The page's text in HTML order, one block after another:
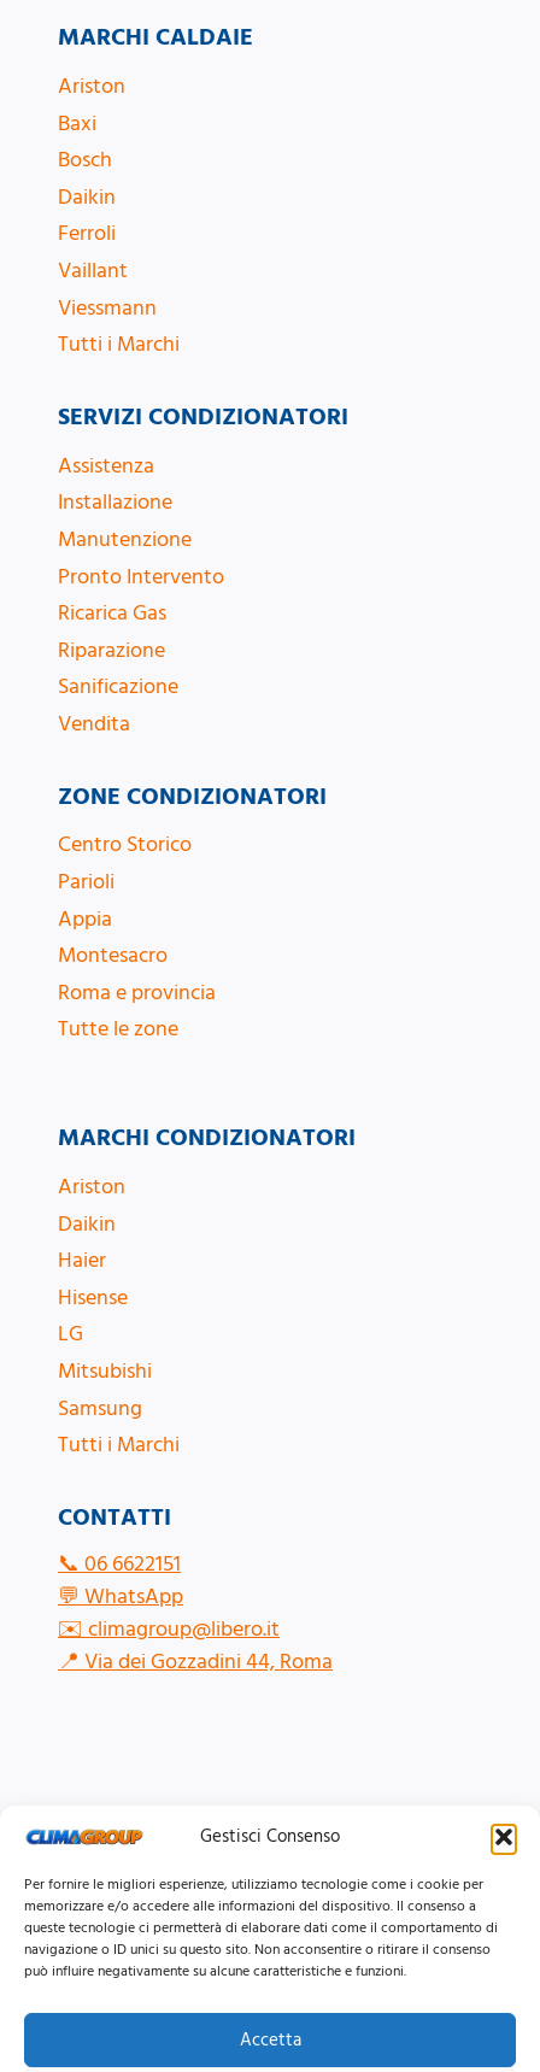
Gestisci Consenso
Per fornire le migliori esperienze, utilizziamo tecnologie come i cookie per
memorizzare e/o accedere alle informazioni del dispositivo. Il consenso a
queste tecnologie ci permetterà di elaborare dati come il comportamento di
navigazione o ID unici su questo sito. Non acconsentire o ritirare il consenso
può influire negativamente su alcune caratteristiche e funzioni.
Accetta
MARCHI CALDAIE
Ariston
Baxi
Bosch
Daikin
Ferroli
Vaillant
Viessmann
Tutti i Marchi
ZONE CONDIZIONATORI
Centro Storico
Parioli
Appia
Montesacro
Roma e provincia
Tutte le zone
SERVIZI CONDIZIONATORI
Assistenza
Installazione
Manutenzione
Pronto Intervento
Ricarica Gas
Riparazione
Sanificazione
Vendita
CONTATTI
📞06 6622151
💬WhatsApp
✉️climagroup@libero.it
📍Via dei Gozzadini 44, Roma
MARCHI CONDIZIONATORI
Ariston
Daikin
Haier
Hisense
LG
Mitsubishi
Samsung
Tutti i Marchi